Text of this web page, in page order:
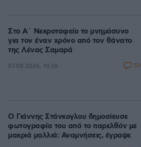
Στο Α΄ Νεκροταφείο το μνημόσυνο
για τον έναν χρόνο από τον θάνατο
της Λένας Σαμαρά
07.08.2026, 10:26 59
Ο Γιάννης Στάνκογλου δημοσίευσε
φωτογραφία του από το παρελθόν με
μακριά μαλλιά: Αναμνήσεις, έγραψε